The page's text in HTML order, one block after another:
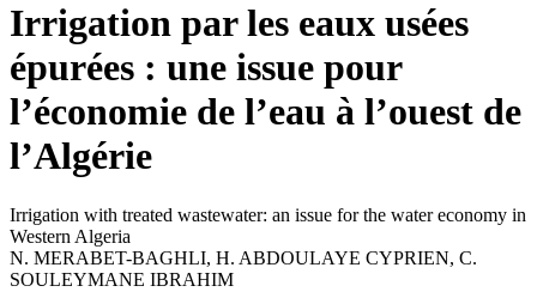
Irrigation par les eaux usées
épurées : une issue pour
l’économie de l’eau à l’ouest de
l’Algérie
Irrigation with treated wastewater: an issue for the water economy in
Western Algeria
N. MERABET-BAGHLI, H. ABDOULAYE CYPRIEN, C.
SOULEYMANE IBRAHIM